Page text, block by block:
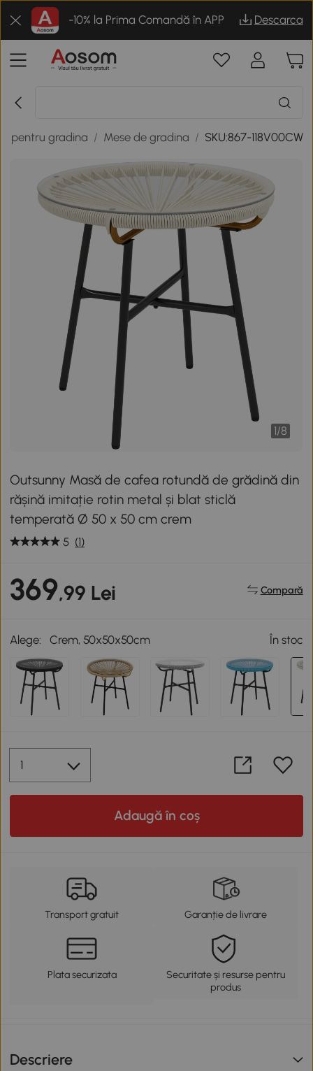
-10% la Prima Comandă în APP Descarca
pentru gradina / Mese de gradina / SKU:867-118V00CW
1/8
Outsunny Masă de cafea rotundă de grădină din
rășină imitație rotin metal și blat sticlă
temperată Ø 50 x 50 cm crem
5 (1)
369,99 Lei Compară
Alege: Crem, 50x50x50cm În stoc
Adaugă în coș
Transport gratuit Garanție de livrare
Plata securizata
Securitate și resurse pentru
produs
Descriere